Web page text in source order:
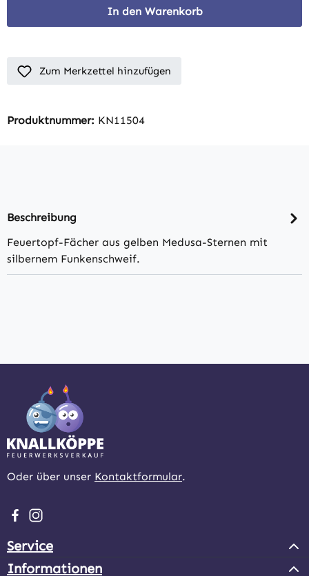
In den Warenkorb
Zum Merkzettel hinzufügen
Produktnummer: KN11504
Beschreibung
Feuertopf-Fächer aus gelben Medusa-Sternen mit
silbernem Funkenschweif.
Oder über unser Kontaktformular.
Besuche uns auf Facebook – öffnet in neuem Tab
Schau auf Instagram vorbei – öffnet in neuem Tab
Service
Informationen